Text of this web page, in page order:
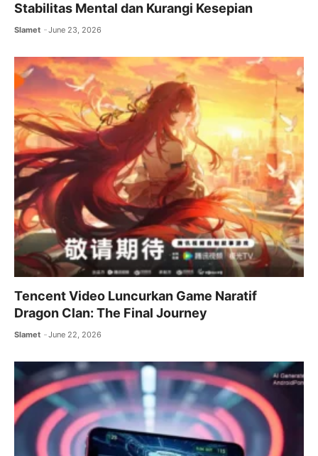
Stabilitas Mental dan Kurangi Kesepian
Slamet June 23, 2026
Tencent Video Luncurkan Game Naratif
Dragon Clan: The Final Journey
Slamet June 22, 2026